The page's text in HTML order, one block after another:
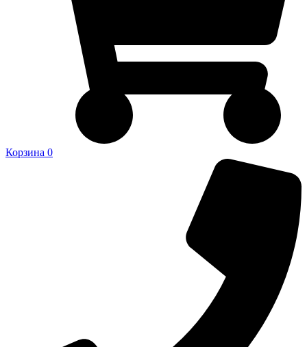
Корзина 0